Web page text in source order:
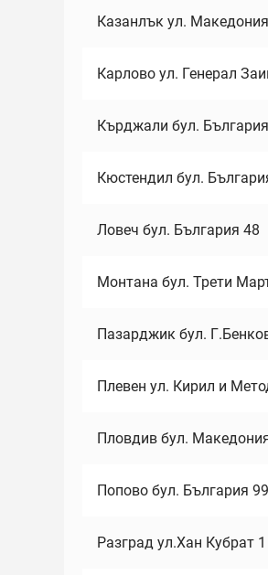
Казанлък ул.
Карлово ул. Генерал
Кърджали бул.
Кюстендил бул.
Ловеч бул. България 48
Монтана бул. Трети
Пазарджик бул.
Плевен ул. Кирил и
Пловдив бул.
Попово бул. България 99
Разград ул.Хан Кубрат 1